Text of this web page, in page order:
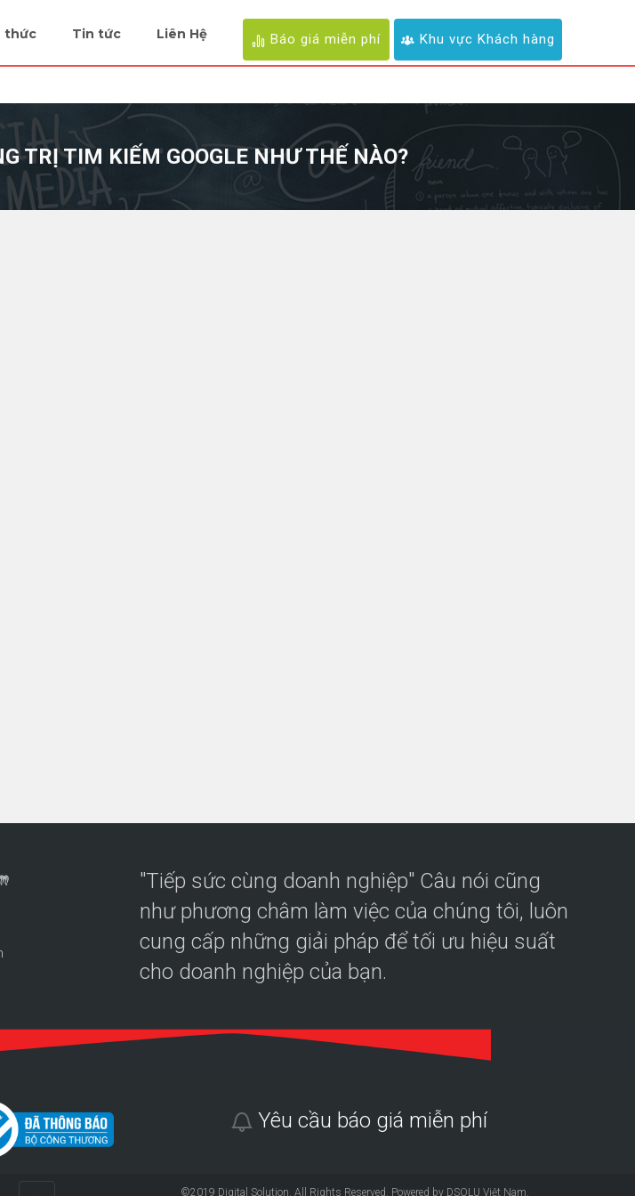
thức Tin tức Liên Hệ Báo giá miễn phí Khu vực Khách hàng
TRỊ TIM KIẾM GOOGLE NHƯ THẾ NÀO?
"Tiếp sức cùng doanh nghiệp" Câu nói cũng
như phương châm làm việc của chúng tôi, luôn
cung cấp những giải pháp để tối ưu hiệu suất
cho doanh nghiệp của bạn.
Yêu cầu báo giá miễn phí
©2019 Digital Solution. All Rights Reserved. Powered by DSOLU Việt Nam.